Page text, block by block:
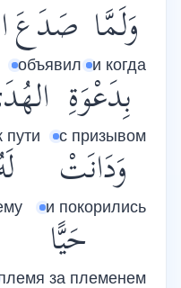
وَلَمَّا
и когда
صَدَعَ
объявил
بِدَعْوَةِ
с призывом
пути
وَدَانَتْ
и покорились
حَيًّا
за племенем